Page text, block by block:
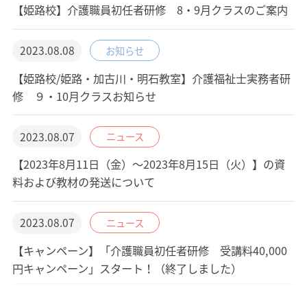
【姫路校】介護職員初任者研修 8・9月クラスのご案内
2023.08.08 お知らせ
【姫路校/姫路・加古川・明石教室】介護福祉士実務者研
修 ９・10月クラスお知らせ
2023.08.07 ニュース
【2023年8月11日（金）～2023年8月15日（火）】の資
料および教材の発送について
2023.08.07 ニュース
【キャンペーン】「介護職員初任者研修 受講料40,000
円キャンペーン」スタート！（終了しました）